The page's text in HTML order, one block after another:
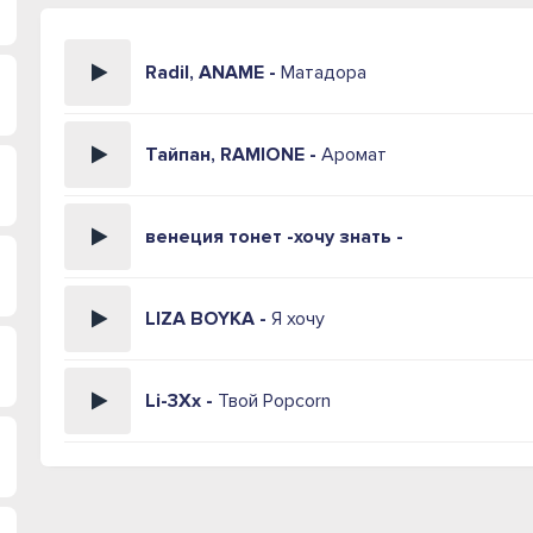
Radil, ANAME - Матадора
Тайпан, RAMIONE - Аромат
венеция тонет -хочу знать -
LIZA BOYKA - Я хочу
Li-3Xx - Твой Popcorn